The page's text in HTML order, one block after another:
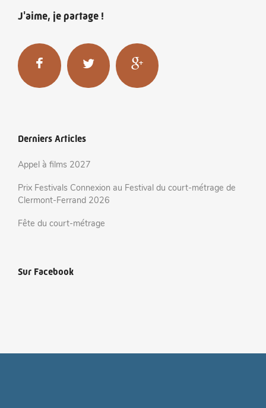
J'aime, je partage !
Derniers Articles
Appel à films 2027
Prix Festivals Connexion au Festival du court-métrage de
Clermont-Ferrand 2026
Fête du court-métrage
Sur Facebook